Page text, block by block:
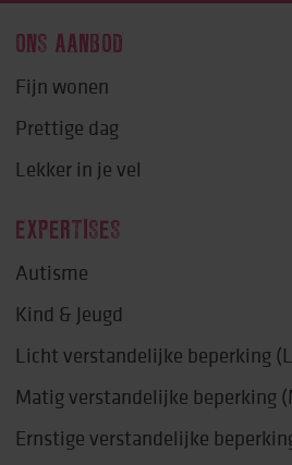
ONS AANBOD
Fijn wonen
Prettige dag
Lekker in je vel
EXPERTISES
Autisme
Kind & Jeugd
Licht verstandelijke beperking
Matig verstandelijke beperking
Ernstige verstandelijke